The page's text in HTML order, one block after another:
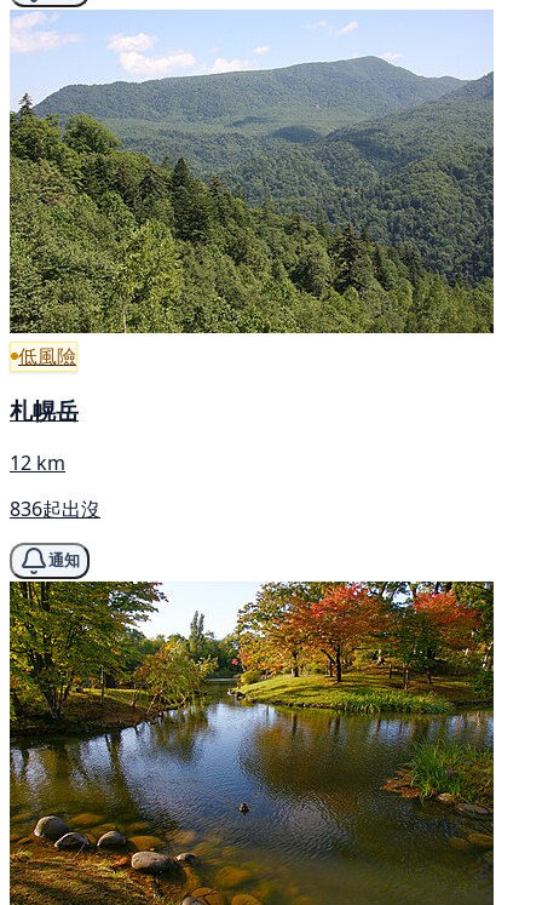
低風險
札幌岳
12 km
836起出沒
通知